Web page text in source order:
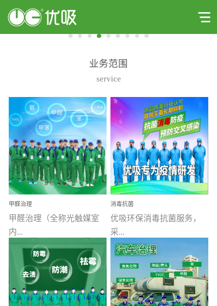
业务范围
service
甲醛治理
甲醛治理（全称光触媒室
内...
空气污染净化治理）工业
文明的进步，创造了多姿
多彩的家居产品和生活情
消毒抗菌
优吸环保消毒抗菌服务，
采...
用行业公认奥维牌消毒
液，具备杀死人体冠状病
毒的功效，杀菌率